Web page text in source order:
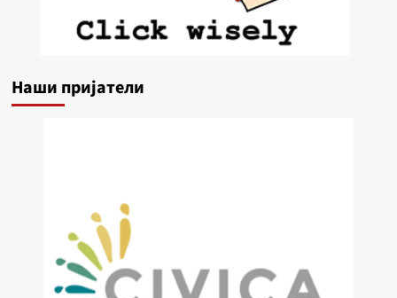
Наши пријатели